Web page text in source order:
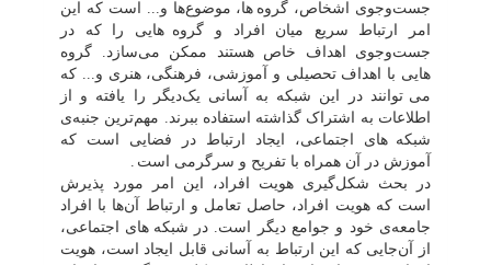
جست‌وجوی اشخاص، گروه ها، موضوع‌ها و... است که این
امر ارتباط سریع میان افراد و گروه هایی را که در
جست‌وجوی اهداف خاص هستند ممکن می‌سازد. گروه
هایی با اهداف تحصیلی و آموزشی، فرهنگی، هنری و... که
می توانند در این شبکه به ‌آسانی یک‌دیگر را یافته و از
اطلاعات به اشتراک گذاشته استفاده ببرند. مهم‌ترین جنبه‌ی
شبکه های اجتماعی، ایجاد ارتباط در فضایی است که
آموزش در آن همراه با تفریح و سرگرمی است .
در بحث شکل‌گیری هویت افراد، این امر مورد پذیرش
است که هویت افراد، حاصل تعامل و ارتباط آن‌ها با افراد
جامعه‌ی خود و جوامع دیگر است. در شبکه های اجتماعی،
از آن‌جایی که این ارتباط به ‌آسانی قابل ایجاد است، هویت